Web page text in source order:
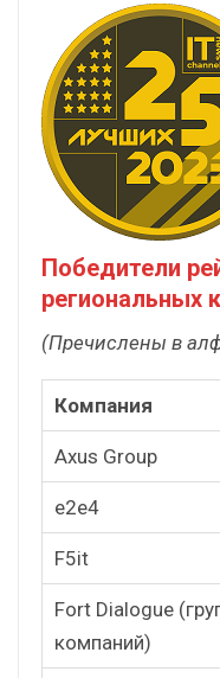
Победители
региональных
(Пречислены в
Компания
Axus Group
e2e4
F5it
Fort Dialogue
компаний)